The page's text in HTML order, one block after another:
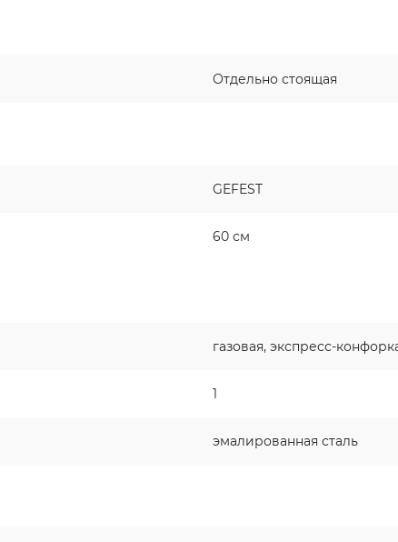
Отдельно стоящая
GEFEST
60 см
газовая, экспресс-
1
эмалированная сталь